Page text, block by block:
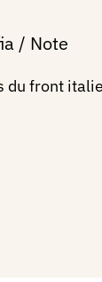
/ Note
du front